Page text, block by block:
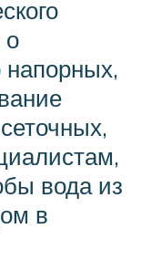
о
напорных,
вода из
в